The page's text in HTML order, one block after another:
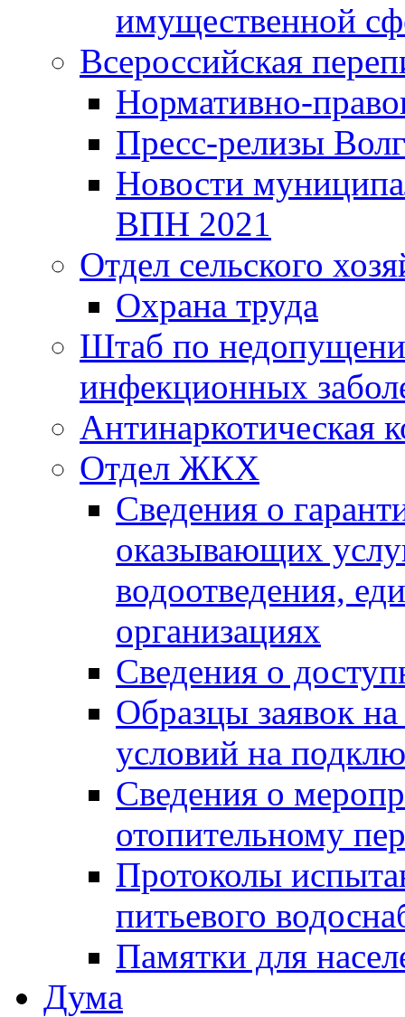
имущественной
Всероссийская
Нормативно-
Пресс-релизы
Новости
ВПН 2021
Отдел сельского
Охрана труда
Штаб по
инфекционных
Антинаркотическая
Отдел ЖКХ
Сведения о
оказывающих
водоотведения,
организациях
Сведения о
Образцы заявок
условий на
Сведения о
отопительному
Протоколы
питьевого
Памятки для
Дума